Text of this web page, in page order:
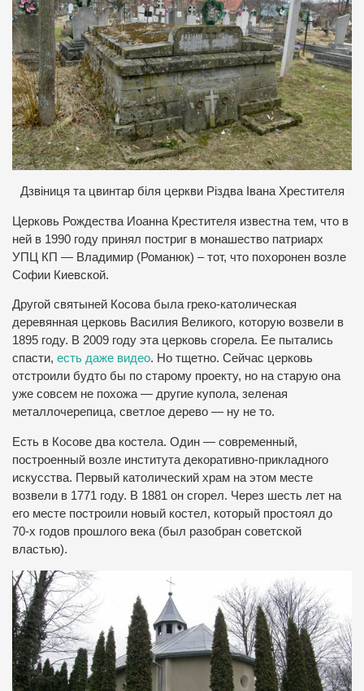
Дзвіниця та цвинтар біля церкви Різдва Івана Хрестителя
Церковь Рождества Иоанна Крестителя известна тем, что в
ней в 1990 году принял постриг в монашество патриарх
УПЦ КП — Владимир (Романюк) – тот, что похоронен возле
Софии Киевской.
Другой святыней Косова была греко-католическая
деревянная церковь Василия Великого, которую возвели в
1895 году. В 2009 году эта церковь сгорела. Ее пытались
спасти, есть даже видео. Но тщетно. Сейчас церковь
отстроили будто бы по старому проекту, но на старую она
уже совсем не похожа — другие купола, зеленая
металлочерепица, светлое дерево — ну не то.
Есть в Косове два костела. Один — современный,
построенный возле института декоративно-прикладного
искусства. Первый католический храм на этом месте
возвели в 1771 году. В 1881 он сгорел. Через шесть лет на
его месте построили новый костел, который простоял до
70-х годов прошлого века (был разобран советской
властью).